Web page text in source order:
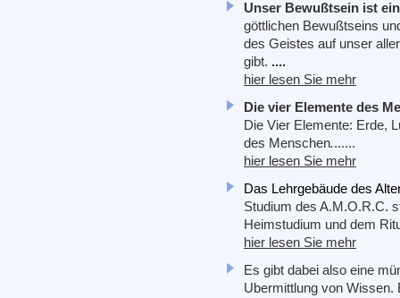
Unser Bewußtsein ist
göttlichen Bewußtseins
des Geistes auf unser
gibt. ....
hier lesen Sie mehr
Die vier Elemente des
Die Vier Elemente: Erde,
des Menschen.......
hier lesen Sie mehr
Das Lehrgebäude des
Studium des A.M.O.R.C.
Heimstudium und dem
hier lesen Sie mehr
Es gibt dabei also eine
Ubermittlung von Wissen.